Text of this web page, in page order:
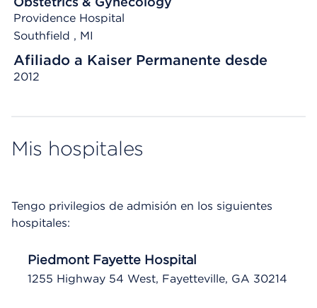
Providence Hospital
Southfield , MI
Afiliado a Kaiser Permanente desde
2012
Mis hospitales
Tengo privilegios de admisión en los siguientes
hospitales:
Piedmont Fayette Hospital
1255 Highway 54 West, Fayetteville, GA 30214